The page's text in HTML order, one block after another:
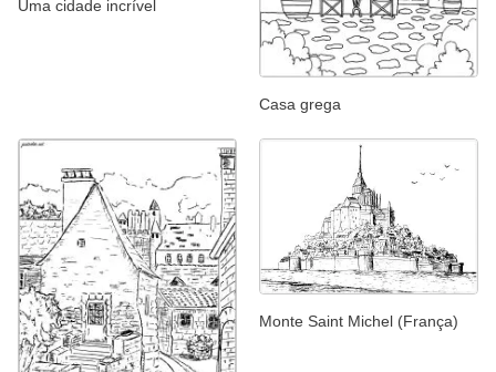
Uma cidade incrível
Casa grega
Monte Saint Michel (França)